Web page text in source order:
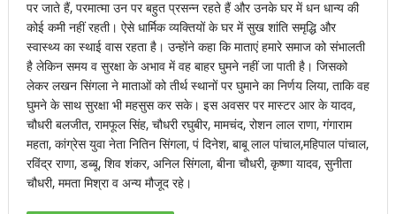
पर जाते हैं, परमात्मा उन पर बहुत प्रसन्न रहते हैं और उनके घर में धन धान्य की
कोई कमी नहीं रहती। ऐसे धार्मिक व्यक्तियों के घर में सुख शांति समृद्धि और
स्वास्थ्य का स्थाई वास रहता है। उन्होंने कहा कि माताएं हमारे समाज को संभालती
है लेकिन समय व सुरक्षा के अभाव में वह बाहर घुमने नहीं जा पाती है। जिसको
लेकर लखन सिंगला ने माताओं को तीर्थ स्थानों पर घुमाने का निर्णय लिया, ताकि वह
घुमने के साथ सुरक्षा भी महसुस कर सके। इस अवसर पर मास्टर आर के यादव,
चौधरी बलजीत, रामफूल सिंह, चौधरी रघुबीर, मामचंद, रोशन लाल राणा, गंगाराम
महता, कांग्रेस युवा नेता नितिन सिंगला, पं दिनेश, बाबू लाल पांचाल,महिपाल पांचाल,
रविंद्र राणा, डब्बू, शिव शंकर, अनिल सिंगला, बीना चौधरी, कृष्णा यादव, सुनीता
चौधरी, ममता मिश्रा व अन्य मौजूद रहे।